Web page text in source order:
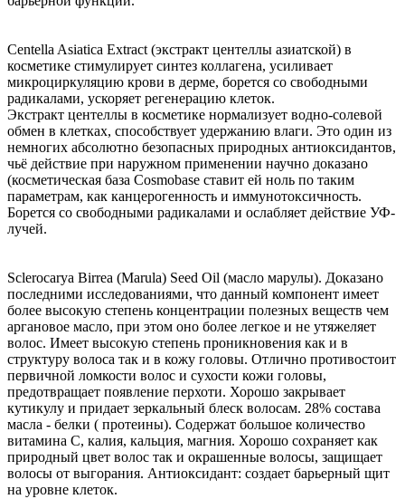
Centella Asiatica Extract (экстракт центеллы азиатской) в
косметике стимулирует синтез коллагена, усиливает
микроциркуляцию крови в дерме, борется со свободными
радикалами, ускоряет регенерацию клеток.
Экстракт центеллы в косметике нормализует водно-солевой
обмен в клетках, способствует удержанию влаги. Это один из
немногих абсолютно безопасных природных антиоксидантов,
чьё действие при наружном применении научно доказано
(косметическая база Cosmobase ставит ей ноль по таким
параметрам, как канцерогенность и иммунотоксичность.
Борется со свободными радикалами и ослабляет действие УФ-
лучей.
Sclerocarya Birrea (Marula) Seed Oil (масло марулы). Доказано
последними исследованиями, что данный компонент имеет
более высокую степень концентрации полезных веществ чем
аргановое масло, при этом оно более легкое и не утяжеляет
волос. Имеет высокую степень проникновения как и в
структуру волоса так и в кожу головы. Отлично противостоит
первичной ломкости волос и сухости кожи головы,
предотвращает появление перхоти. Хорошо закрывает
кутикулу и придает зеркальный блеск волосам. 28% состава
масла - белки ( протеины). Содержат большое количество
витамина С, калия, кальция, магния. Хорошо сохраняет как
природный цвет волос так и окрашенные волосы, защищает
волосы от выгорания. Антиоксидант: создает барьерный щит
на уровне клеток.